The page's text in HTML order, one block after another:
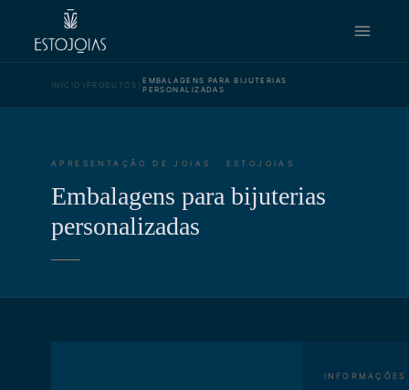
INÍCIO › PRODUTOS ›EMBALAGENS PARA BIJUTERIAS
PERSONALIZADAS
APRESENTAÇÃO DE JOIAS · ESTOJOIAS
Embalagens para bijuterias
personalizadas
INFORMAÇÕES